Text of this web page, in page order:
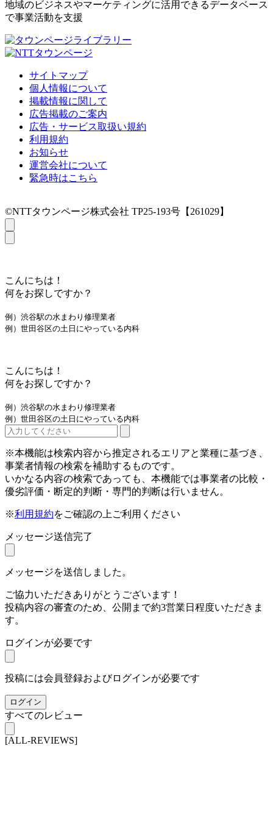
地域のビジネスやマーケティングに活用できるデータベース
で事業活動を支援
サイトマップ
個人情報について
掲載情報に関して
広告掲載のご案内
広告・サービス取扱い規約
利用規約
お知らせ
運営会社について
緊急時はこちら
©NTTタウンページ株式会社 TP25-193号【261029】
こんにちは！
何をお探しですか？
例）渋谷駅の水まわり修理業者
例）世田谷区の土日にやっている内科
こんにちは！
何をお探しですか？
例）渋谷駅の水まわり修理業者
例）世田谷区の土日にやっている内科
※本機能は検索内容から推定されるエリアと業種に基づき、
事業者情報の検索を補助するものです。
いかなる内容の検索であっても、本機能では事業者の比較・
優劣評価・断定的判断・専門的判断は行いません。
※利用規約をご確認の上ご利用ください
メッセージ送信完了
メッセージを送信しました。
ご協力いただきありがとうございます！
投稿内容の審査のため、公開まで約3営業日程度いただきま
す。
ログインが必要です
投稿には会員登録およびログインが必要です
ログイン
すべてのレビュー
[ALL-REVIEWS]